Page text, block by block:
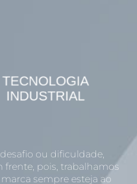
ou dificuldade,
pois, trabalhamos
sempre esteja ao